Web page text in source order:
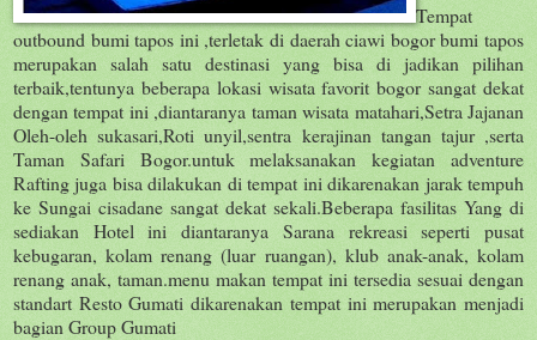
Tempat
outbound bumi tapos ini ,terletak di daerah ciawi bogor bumi tapos
merupakan salah satu destinasi yang bisa di jadikan pilihan
terbaik,tentunya beberapa lokasi wisata favorit bogor sangat dekat
dengan tempat ini ,diantaranya taman wisata matahari,Setra Jajanan
Oleh-oleh sukasari,Roti unyil,sentra kerajinan tangan tajur ,serta
Taman Safari Bogor.untuk melaksanakan kegiatan adventure
Rafting juga bisa dilakukan di tempat ini dikarenakan jarak tempuh
ke Sungai cisadane sangat dekat sekali.Beberapa fasilitas Yang di
sediakan Hotel ini diantaranya Sarana rekreasi seperti pusat
kebugaran, kolam renang (luar ruangan), klub anak-anak, kolam
renang anak, taman.menu makan tempat ini tersedia sesuai dengan
standart Resto Gumati dikarenakan tempat ini merupakan menjadi
bagian Group Gumati